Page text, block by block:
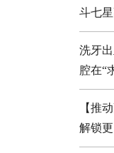
斗七
洗牙
腔在“
【推
解锁